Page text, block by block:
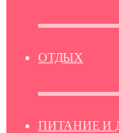
ОТДЫХ
ПИТАНИЕ И